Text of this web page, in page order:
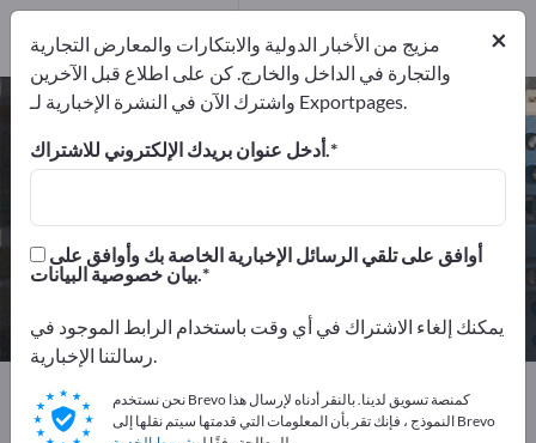
البطاريات ووحدات الشحن – اعثر على
الشركات المصنعة والموردين
موزعون
10
موزعون 2
Exportpages
خدمات الهندسة الكهربائية
البطاريات ووحدات الشحن
×
مزيج من الأخبار الدولية والابتكارات والمعارض التجارية
والتجارة في الداخل والخارج. كن على اطلاع قبل الآخرين
واشترك الآن في النشرة الإخبارية لـ Exportpages.
أدخل عنوان بريدك الإلكتروني للاشتراك.
بيان خصوصية البيانات.
يمكنك إلغاء الاشتراك في أي وقت باستخدام الرابط الموجود في
رسالتنا الإخبارية.
نحن نستخدم Brevo كمنصة تسويق لدينا. بالنقر أدناه لإرسال هذا
النموذج ، فإنك تقر بأن المعلومات التي قدمتها سيتم نقلها إلى Brevo